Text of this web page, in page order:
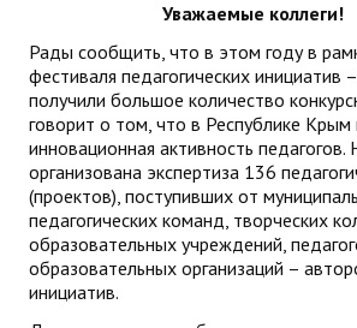
Уважаемые коллеги!
Рады сообщить, что в этом году в
фестиваля педагогических инициатив
получили большое количество
говорит о том, что в Республике Крым
инновационная активность
организована экспертиза 136
(проектов), поступивших от
педагогических команд, творческих
образовательных учреждений,
образовательных организаций –
инициатив.